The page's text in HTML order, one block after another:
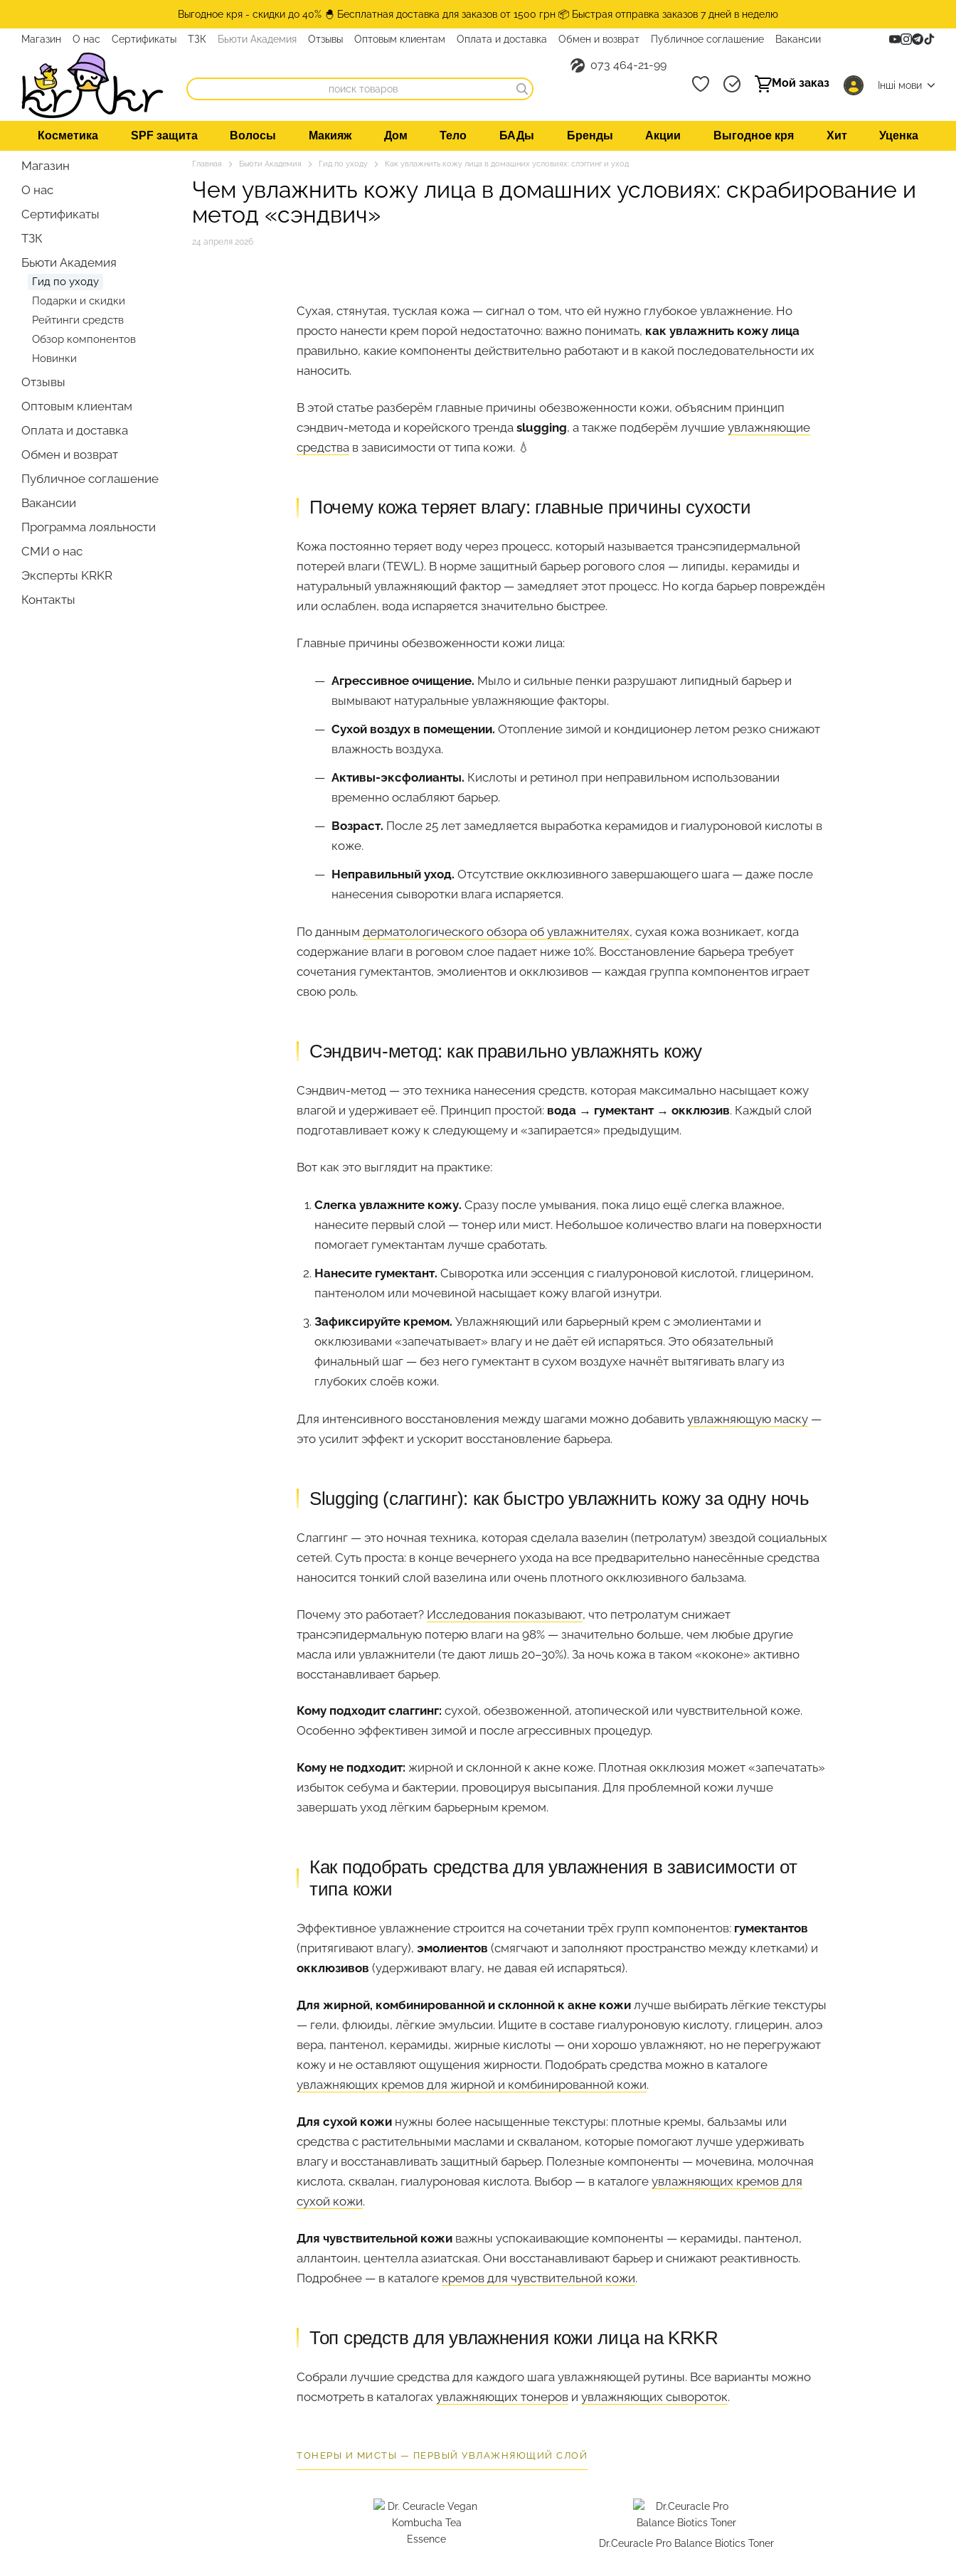
Выгодное кря - скидки до 40% 🐣 Бесплатная доставка для заказов от 1500 грн 📦 Быстрая отправка заказов 7 дней в неделю
Магазин О нас Сертификаты ТЗК Бьюти Академия Отзывы Оптовым клиентам Оплата и доставка Обмен и возврат Публичное соглашение
Вакансии
Программа лояльности
073 464-21-99
Мой заказ
Інші мови
Косметика SPF защита Волосы Макияж Дом Тело БАДы Бренды Акции Выгодное кря Хит Уценка
Главная Бьюти Академия Гид по уходу Как увлажнить кожу лица в домашних условиях: слэггинг и уход
Чем увлажнить кожу лица в домашних условиях: скрабирование и
метод «сэндвич»
24 апреля 2026
Сухая, стянутая, тусклая кожа — сигнал о том, что ей нужно глубокое увлажнение. Но
просто нанести крем порой недостаточно: важно понимать, как увлажнить кожу лица
правильно, какие компоненты действительно работают и в какой последовательности их
наносить.
В этой статье разберём главные причины обезвоженности кожи, объясним принцип
сэндвич-метода и корейского тренда slugging, а также подберём лучшие увлажняющие
средства в зависимости от типа кожи. 💧
Почему кожа теряет влагу: главные причины сухости
Кожа постоянно теряет воду через процесс, который называется трансэпидермальной
потерей влаги (TEWL). В норме защитный барьер рогового слоя — липиды, керамиды и
натуральный увлажняющий фактор — замедляет этот процесс. Но когда барьер повреждён
или ослаблен, вода испаряется значительно быстрее.
Главные причины обезвоженности кожи лица:
Агрессивное очищение. Мыло и сильные пенки разрушают липидный барьер и
вымывают натуральные увлажняющие факторы.
Сухой воздух в помещении. Отопление зимой и кондиционер летом резко снижают
влажность воздуха.
Активы-эксфолианты. Кислоты и ретинол при неправильном использовании
временно ослабляют барьер.
Возраст. После 25 лет замедляется выработка керамидов и гиалуроновой кислоты в
коже.
Неправильный уход. Отсутствие окклюзивного завершающего шага — даже после
нанесения сыворотки влага испаряется.
По данным дерматологического обзора об увлажнителях, сухая кожа возникает, когда
содержание влаги в роговом слое падает ниже 10%. Восстановление барьера требует
сочетания гумектантов, эмолиентов и окклюзивов — каждая группа компонентов играет
свою роль.
Сэндвич-метод: как правильно увлажнять кожу
Сэндвич-метод — это техника нанесения средств, которая максимально насыщает кожу
влагой и удерживает её. Принцип простой: вода → гумектант → окклюзив. Каждый слой
подготавливает кожу к следующему и «запирается» предыдущим.
Вот как это выглядит на практике:
Слегка увлажните кожу. Сразу после умывания, пока лицо ещё слегка влажное,
нанесите первый слой — тонер или мист. Небольшое количество влаги на поверхности
помогает гумектантам лучше сработать.
Нанесите гумектант. Сыворотка или эссенция с гиалуроновой кислотой, глицерином,
пантенолом или мочевиной насыщает кожу влагой изнутри.
Зафиксируйте кремом. Увлажняющий или барьерный крем с эмолиентами и
окклюзивами «запечатывает» влагу и не даёт ей испаряться. Это обязательный
финальный шаг — без него гумектант в сухом воздухе начнёт вытягивать влагу из
глубоких слоёв кожи.
Для интенсивного восстановления между шагами можно добавить увлажняющую маску —
это усилит эффект и ускорит восстановление барьера.
Slugging (слаггинг): как быстро увлажнить кожу за одну ночь
Слаггинг — это ночная техника, которая сделала вазелин (петролатум) звездой социальных
сетей. Суть проста: в конце вечернего ухода на все предварительно нанесённые средства
наносится тонкий слой вазелина или очень плотного окклюзивного бальзама.
Почему это работает? Исследования показывают, что петролатум снижает
трансэпидермальную потерю влаги на 98% — значительно больше, чем любые другие
масла или увлажнители (те дают лишь 20–30%). За ночь кожа в таком «коконе» активно
восстанавливает барьер.
Кому подходит слаггинг: сухой, обезвоженной, атопической или чувствительной коже.
Особенно эффективен зимой и после агрессивных процедур.
Кому не подходит: жирной и склонной к акне коже. Плотная окклюзия может «запечатать»
избыток себума и бактерии, провоцируя высыпания. Для проблемной кожи лучше
завершать уход лёгким барьерным кремом.
Как подобрать средства для увлажнения в зависимости от
типа кожи
Эффективное увлажнение строится на сочетании трёх групп компонентов: гумектантов
(притягивают влагу), эмолиентов (смягчают и заполняют пространство между клетками) и
окклюзивов (удерживают влагу, не давая ей испаряться).
Для жирной, комбинированной и склонной к акне кожи лучше выбирать лёгкие текстуры
— гели, флюиды, лёгкие эмульсии. Ищите в составе гиалуроновую кислоту, глицерин, алоэ
вера, пантенол, керамиды, жирные кислоты — они хорошо увлажняют, но не перегружают
кожу и не оставляют ощущения жирности. Подобрать средства можно в каталоге
увлажняющих кремов для жирной и комбинированной кожи.
Для сухой кожи нужны более насыщенные текстуры: плотные кремы, бальзамы или
средства с растительными маслами и скваланом, которые помогают лучше удерживать
влагу и восстанавливать защитный барьер. Полезные компоненты — мочевина, молочная
кислота, сквалан, гиалуроновая кислота. Выбор — в каталоге увлажняющих кремов для
сухой кожи.
Для чувствительной кожи важны успокаивающие компоненты — керамиды, пантенол,
аллантоин, центелла азиатская. Они восстанавливают барьер и снижают реактивность.
Подробнее — в каталоге кремов для чувствительной кожи.
Топ средств для увлажнения кожи лица на KRKR
Собрали лучшие средства для каждого шага увлажняющей рутины. Все варианты можно
посмотреть в каталогах увлажняющих тонеров и увлажняющих сывороток.
ТОНЕРЫ И МИСТЫ — ПЕРВЫЙ УВЛАЖНЯЮЩИЙ СЛОЙ
Dr.Ceuracle Pro Balance Biotics Toner
Магазин
О нас
Сертификаты
ТЗК
Бьюти Академия
Гид по уходу
Подарки и скидки
Рейтинги средств
Обзор компонентов
Новинки
Отзывы
Оптовым клиентам
Оплата и доставка
Обмен и возврат
Публичное соглашение
Вакансии
Программа лояльности
СМИ о нас
Эксперты KRKR
Контакты